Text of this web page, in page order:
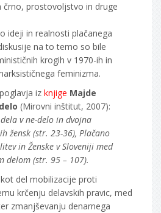
črno, prostovoljstvo in druge
ideji in realnosti plačanega
na to temo so bile
krogih v 1970-ih in
feminizma.
iz knjige Majde
(Mirovni inštitut, 2007):
v ne-delo in dvojna
žensk (str. 23-36), Plačano
in Ženske v Sloveniji med
delom (str. 95 – 107).
del mobilizacije proti
krčenju delavskih pravic, med
zmanjševanju denarnega